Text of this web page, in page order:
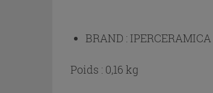
BRAND : IPERCERAMICA
Poids : 0,16 kg